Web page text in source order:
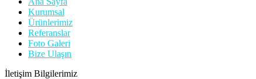
Kurumsal
Ürünlerimiz
Referanslar
Foto Galeri
Bize Ulaşın
İletişim Bilgilerimiz